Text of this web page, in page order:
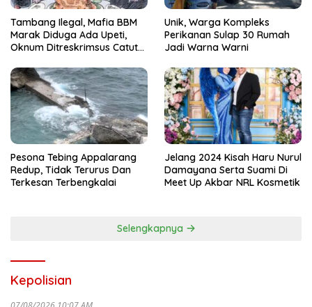
Tambang Ilegal, Mafia BBM
Marak Diduga Ada Upeti,
Oknum Ditreskrimsus Catut
Unik, Warga Kompleks
Perikanan Sulap 30 Rumah
Jadi Warna Warni
Pesona Tebing Appalarang
Redup, Tidak Terurus Dan
Terkesan Terbengkalai
Jelang 2024 Kisah Haru Nurul
Damayana Serta Suami Di
Meet Up Akbar NRL Kosmetik
Selengkapnya
Kepolisian